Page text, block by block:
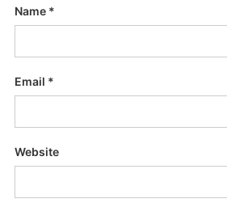
Name *
Email *
Website